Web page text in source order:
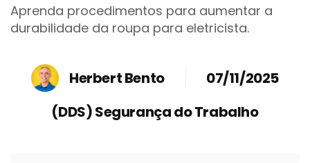
Aprenda procedimentos para aumentar a
durabilidade da roupa para eletricista.
Herbert Bento
07/11/2025
(DDS) Segurança do Trabalho